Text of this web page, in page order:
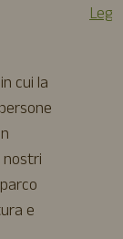
cui la
e